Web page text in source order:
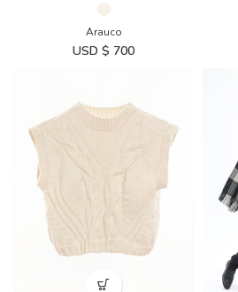
Arauco
USD $ 700